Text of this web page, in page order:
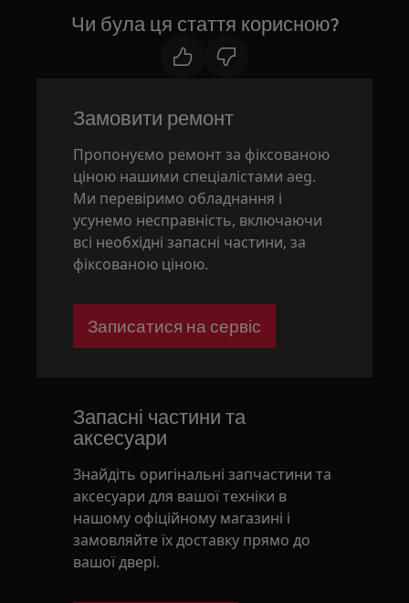
Чи була ця стаття корисною?
Замовити ремонт
Пропонуємо ремонт за фіксованою
ціною нашими спеціалістами aeg.
Ми перевіримо обладнання і
усунемо несправність, включаючи
всі необхідні запасні частини, за
фіксованою ціною.
Записатися на сервіс
Запасні частини та
аксесуари
Знайдіть оригінальні запчастини та
аксесуари для вашої техніки в
нашому офіційному магазині і
замовляйте їх доставку прямо до
вашої двері.